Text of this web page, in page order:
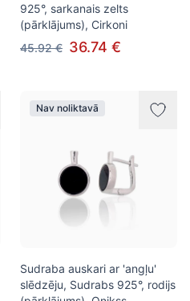
925°, sarkanais zelts
(pārklājums), Cirkoni
45.92 € 36.74 €
Nav noliktavā
Sudraba auskari ar 'angļu'
slēdzēju, Sudrabs 925°, rodijs